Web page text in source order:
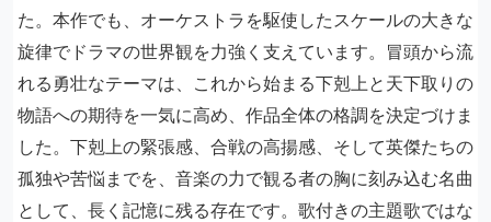
た。本作でも、オーケストラを駆使したスケールの大きな
旋律でドラマの世界観を力強く支えています。冒頭から流
れる勇壮なテーマは、これから始まる下剋上と天下取りの
物語への期待を一気に高め、作品全体の格調を決定づけま
した。下剋上の緊張感、合戦の高揚感、そして英傑たちの
孤独や苦悩までを、音楽の力で観る者の胸に刻み込む名曲
として、長く記憶に残る存在です。歌付きの主題歌ではな